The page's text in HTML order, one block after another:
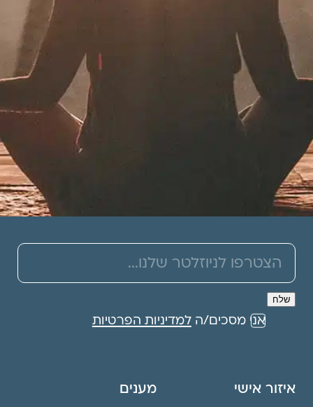
אני מסכים/הלמדיניות הפרטיות
איזור אישי
מענים